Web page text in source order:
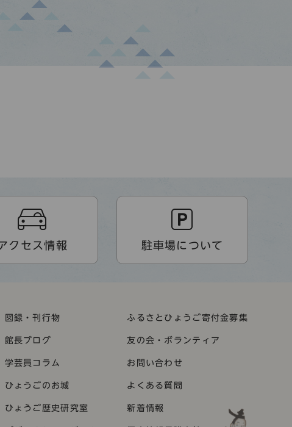
クセス情報 駐車場について
図録・刊行物
館長ブログ
学芸員コラム
ひょうごのお城
ひょうご歴史研究室
ふるさとひょうご寄付金募集
友の会・ボランティア
お問い合わせ
よくある質問
新着情報